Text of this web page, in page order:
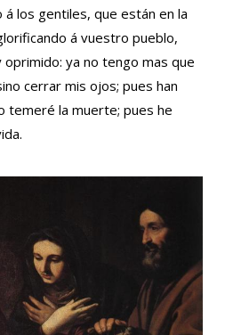
á los gentiles, que están en la
á vuestro pueblo,
ya no tengo mas que
cerrar mis ojos; pues han
temeré la muerte; pues he